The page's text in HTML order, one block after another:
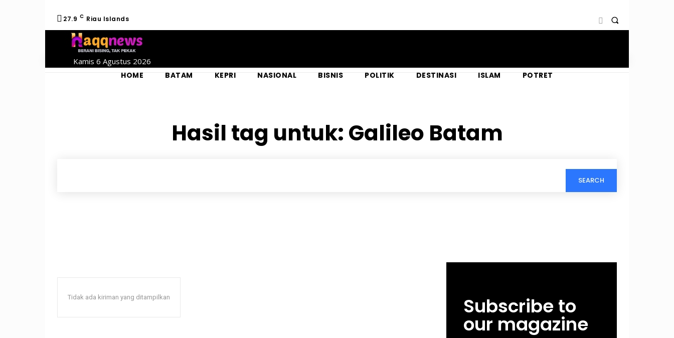
27.9 C Riau Islands
Kamis 6 Agustus 2026
HOME
BATAM KEPRI NASIONAL BISNIS POLITIK DESTINASI ISLAM POTRET
Hasil tag untuk: Galileo Batam
SEARCH
Tidak ada kiriman yang ditampilkan Subscribe to
our magazine